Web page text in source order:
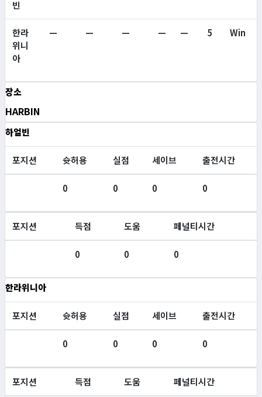
빈
한라
위니
아
— — — — — 5 Win
장소
HARBIN
하얼빈
포지션 슛허용 실점 세이브 출전시간
0 0 0 0
포지션 득점 도움 페널티시간
0 0 0
한라위니아
포지션 슛허용 실점 세이브 출전시간
0 0 0 0
포지션 득점 도움 페널티시간